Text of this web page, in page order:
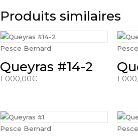
Produits similaires
Pesce Bernard
Queyras #14-2
1 000,00€ 1
Pesce Bernard